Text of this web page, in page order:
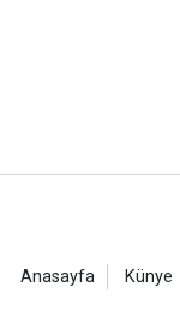
Anasayfa Künye